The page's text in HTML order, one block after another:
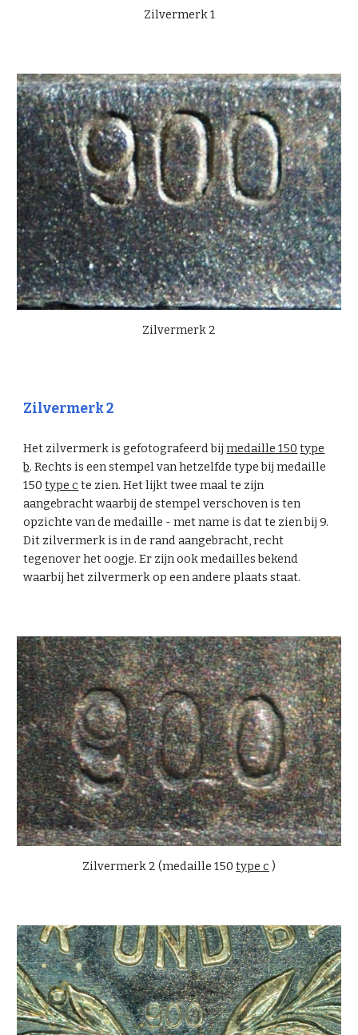
Zilvermerk 1
Zilvermerk 2
Zilvermerk 2
Het zilvermerk is gefotografeerd bijmedaille 150 type
b. Rechts is een stempel van hetzelfde type bij medaille
150type c te zien. Het lijkt twee maal te zijn
aangebracht waarbij de stempel verschoven is ten
opzichte van de medaille - met name is dat te zien bij 9.
Dit zilvermerk is in de rand aangebracht, recht
tegenover het oogje. Er zijn ook medailles bekend
waarbij het zilvermerk op een andere plaats staat.
Zilvermerk 2 (medaille 150 type c )